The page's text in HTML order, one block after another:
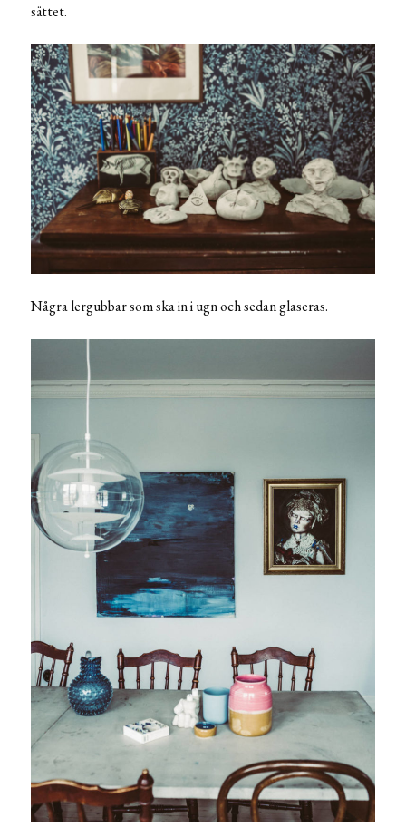
sättet.
Några lergubbar som ska in i ugn och sedan glaseras.